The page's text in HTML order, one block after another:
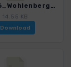
OMV_06_Wohlenberg-Boessow.gpx
14.55 KB
Download